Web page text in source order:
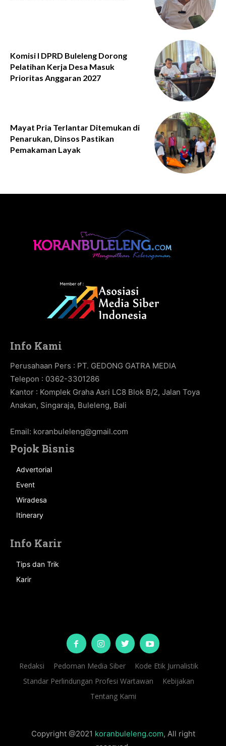
Komisi I DPRD Buleleng Dorong
Pelatihan Kerja Desa Masuk
Prioritas Anggaran 2027
Mayat Pria Terlantar Ditemukan di
Penarukan, Dinsos Pastikan
Pemakaman Layak
Info Kami
Perusahaan Pers : PT. GEDONG GATRA MEDIA
Telepon : 0362-3301286
Kantor : Komplek Graha Asri LC8 Blok B/2, Jalan Toya
Anakan, Singaraja, Buleleng, Bali
Email: koranbuleleng@gmail.com
Pojok Bisnis
Advertorial
Event
Wiradesa
Itinerary
Info Karir
Tips dan Trik
Karir
Redaksi Pedoman Media Siber
Kode Etik Jurnalistik
Standar Perlindungan Profesi Wartawan
Kebijakan
Tentang Kami
Copyright @2021 koranbuleleng.com, All right